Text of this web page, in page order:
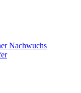
Nachwuchs